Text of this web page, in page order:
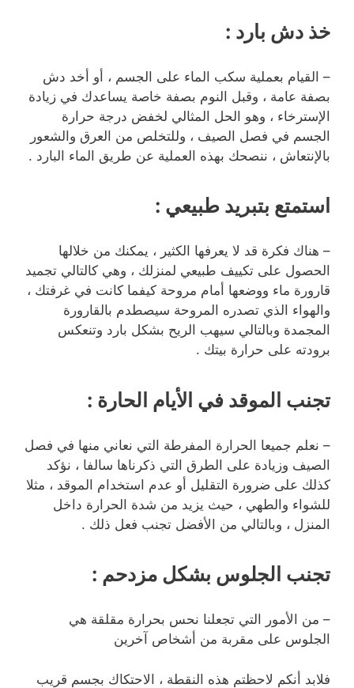
خذ دش بارد :
– القيام بعملية سكب الماء على الجسم ، أو أخد دش
بصفة عامة ، وقبل النوم بصفة خاصة يساعدك في زيادة
الإسترخاء ، وهو الحل المثالي لخفض درجة حرارة
الجسم في فصل الصيف ، وللتخلص من العرق والشعور
بالإنتعاش ، ننصحك بهذه العملية عن طريق الماء البارد .
استمتع بتبريد طبيعي :
– هناك فكرة قد لا يعرفها الكثير ، يمكنك من خلالها
الحصول على تكييف طبيعي لمنزلك ، وهي كالتالي تجميد
قارورة ماء ووضعها أمام مروحة كيفما كانت في غرفتك ،
والهواء الذي تصدره المروحة سيصطدم بالقارورة
المجمدة وبالتالي سيهب الريح بشكل بارد وتنعكس
برودته على حرارة بيتك .
تجنب الموقد في الأيام الحارة :
– نعلم جميعا الحرارة المفرطة التي نعاني منها في فصل
الصيف وزيادة على الطرق التي ذكرناها سالفا ، نؤكد
كذلك على ضرورة التقليل أو عدم استخدام الموقد ، مثلا
للشواء والطهي ، حيث يزيد من شدة الحرارة داخل
المنزل ، وبالتالي من الأفضل تجنب فعل ذلك .
تجنب الجلوس بشكل مزدحم :
– من الأمور التي تجعلنا نحس بحرارة مقلقة هي
الجلوس على مقربة من أشخاص آخرين
فلابد أنكم لاحظتم هذه النقطة ، الاحتكاك بجسم قريب